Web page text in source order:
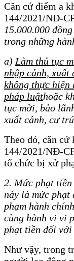
Căn cứ điểm a
144/2021/NĐ-
15.000.000
trong những
a) Làm thủ tục
nhập cảnh,
không thực hiện
pháp luậthoặc
tục mời, bảo
xuất cảnh, cư
Theo đó, căn
144/2021/NĐ-
tổ chức bị xử
2. Mức phạt
này là mức
phạm hành
cùng hành vi vi
phạt tiền đối với
Như vậy, trong